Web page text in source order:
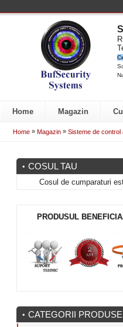
Home Magazin
Home » Magazin » Sisteme de control
COSUL TAU
Cosul de cumparaturi
PRODUSUL
CATEGORII PRODUSE